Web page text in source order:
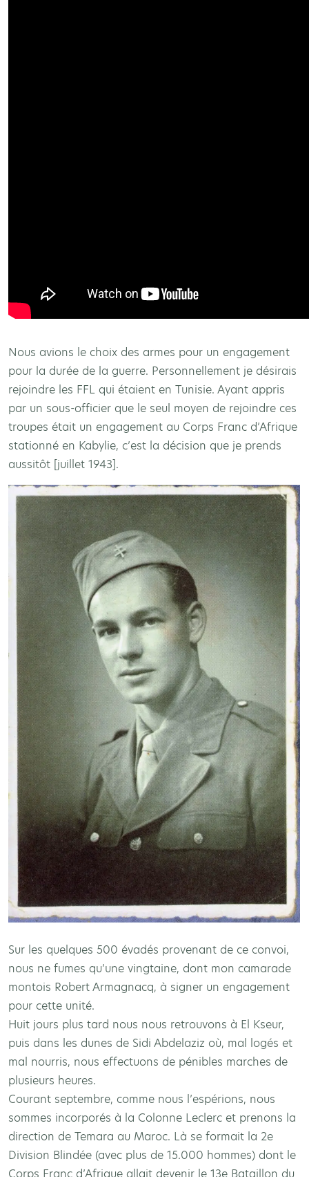
Nous avions le choix des armes pour un engagement
pour la durée de la guerre. Personnellement je désirais
rejoindre les FFL qui étaient en Tunisie. Ayant appris
par un sous-officier que le seul moyen de rejoindre ces
troupes était un engagement au Corps Franc d’Afrique
stationné en Kabylie, c’est la décision que je prends
aussitôt [juillet 1943].
Sur les quelques 500 évadés provenant de ce convoi,
nous ne fumes qu’une vingtaine, dont mon camarade
montois Robert Armagnacq, à signer un engagement
pour cette unité.
Huit jours plus tard nous nous retrouvons à El Kseur,
puis dans les dunes de Sidi Abdelaziz où, mal logés et
mal nourris, nous effectuons de pénibles marches de
plusieurs heures.
Courant septembre, comme nous l’espérions, nous
sommes incorporés à la Colonne Leclerc et prenons la
direction de Temara au Maroc. Là se formait la 2e
Division Blindée (avec plus de 15.000 hommes) dont le